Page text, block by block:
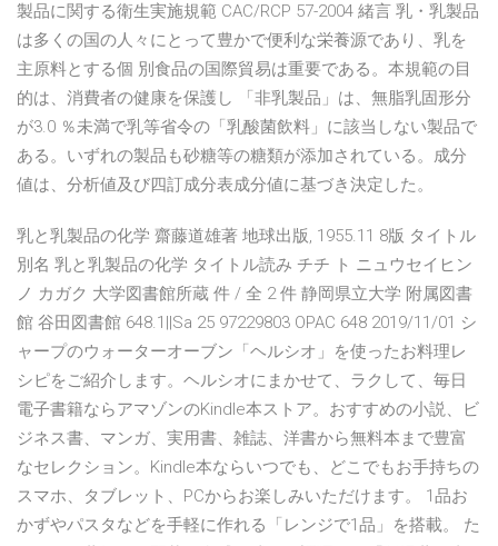
製品に関する衛生実施規範 CAC/RCP 57-2004 緒言 乳・乳製品
は多くの国の人々にとって豊かで便利な栄養源であり、乳を
主原料とする個 別食品の国際貿易は重要である。本規範の目
的は、消費者の健康を保護し 「非乳製品」は、無脂乳固形分
が3.0 ％未満で乳等省令の「乳酸菌飲料」に該当しない製品で
ある。いずれの製品も砂糖等の糖類が添加されている。成分
値は、分析値及び四訂成分表成分値に基づき決定した。
乳と乳製品の化学 齋藤道雄著 地球出版, 1955.11 8版 タイトル
別名 乳と乳製品の化学 タイトル読み チチ ト ニュウセイヒン
ノ カガク 大学図書館所蔵 件 / 全 2 件 静岡県立大学 附属図書
館 谷田図書館 648.1||Sa 25 97229803 OPAC 648 2019/11/01 シ
ャープのウォーターオーブン「ヘルシオ」を使ったお料理レ
シピをご紹介します。ヘルシオにまかせて、ラクして、毎日
電子書籍ならアマゾンのKindle本ストア。おすすめの小説、ビ
ジネス書、マンガ、実用書、雑誌、洋書から無料本まで豊富
なセレクション。Kindle本ならいつでも、どこでもお手持ちの
スマホ、タブレット、PCからお楽しみいただけます。 1品お
かずやパスタなどを手軽に作れる「レンジで1品」を搭載。 た